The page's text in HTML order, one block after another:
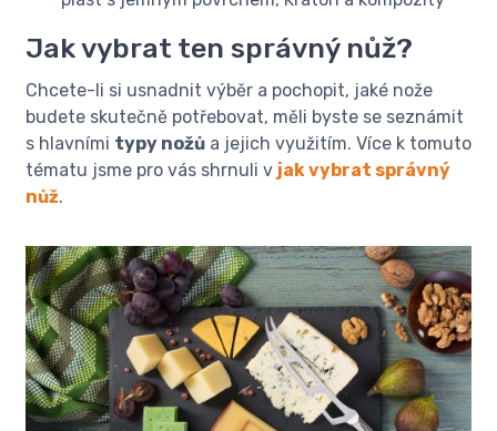
Jak vybrat ten správný nůž?
Chcete-li si usnadnit výběr a pochopit, jaké nože
budete skutečně potřebovat, měli byste se seznámit
s hlavními typy nožů a jejich využitím. Více k tomuto
tématu jsme pro vás shrnuli v jak vybrat správný
nůž.